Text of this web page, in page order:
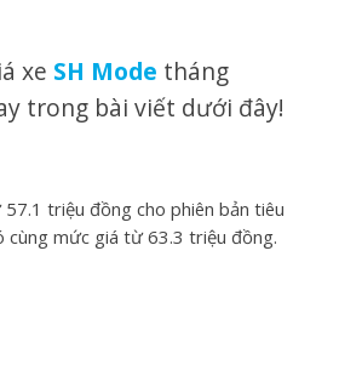
xe SH Mode tháng
trong bài viết dưới đây!
triệu đồng cho phiên bản tiêu
cùng mức giá từ 63.3 triệu đồng.